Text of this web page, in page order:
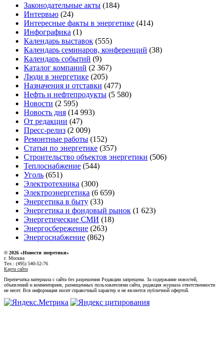
Законодательные акты (184)
Интервью (24)
Интересные факты в энергетике (414)
Инфографика (1)
Календарь выставок (555)
Календарь семинаров, конференций (38)
Календарь событий (9)
Каталог компаний (2 367)
Люди в энергетике (205)
Назначения и отставки (477)
Нефть и нефтепродукты (5 580)
Новости (2 595)
Новость дня (14 993)
От редакции (47)
Пресс-релиз (2 009)
Ремонтные работы (152)
Статьи по энергетике (357)
Строительство объектов энергетики (506)
Теплоснабжение (544)
Уголь (651)
Электротехника (300)
Электроэнергетика (6 659)
Энергетика в быту (33)
Энергетика и фондовый рынок (1 623)
Энергетические СМИ (18)
Энергосбережение (263)
Энергоснабжение (862)
© 2026 «Новости энеретики»
г. Москва
Тел.: (495) 540-52-76
Карта сайта
Перепечатка материала с сайта без разрешения Редакции запрещена. За содержание новостей,
объявлений и комментариев, размещенных пользователями сайта, редакция журнала ответственности
не несет. Вся информация носит справочный характер и не является публичной офертой.